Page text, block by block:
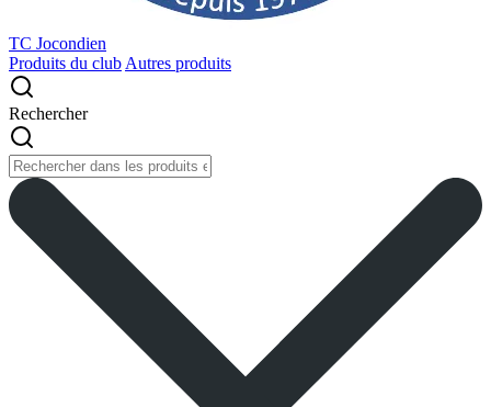
TC Jocondien
Produits du club Autres produits
Rechercher